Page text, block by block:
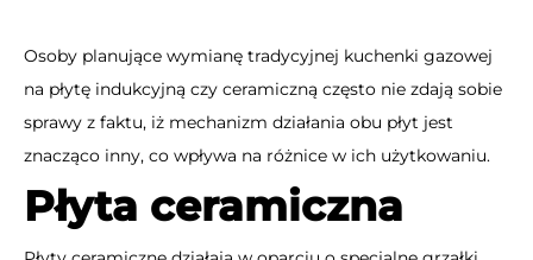
Osoby planujące wymianę tradycyjnej kuchenki gazowej
na płytę indukcyjną czy ceramiczną często nie zdają sobie
sprawy z faktu, iż mechanizm działania obu płyt jest
znacząco inny, co wpływa na różnice w ich użytkowaniu.
Płyta ceramiczna